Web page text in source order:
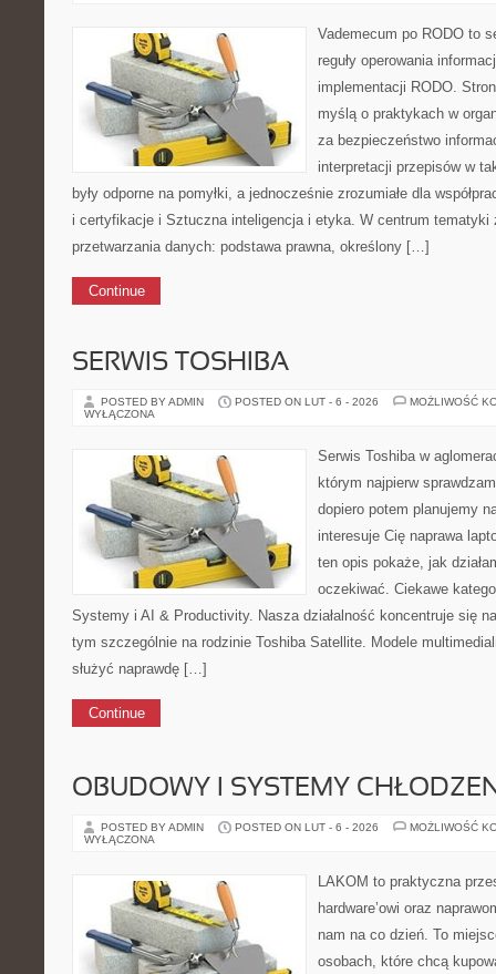
Vademecum po RODO to
reguły operowania
implementacji RODO.
myślą o praktykach w
za bezpieczeństwo
interpretacji przepisów w
były odporne na pomyłki, a jednocześnie zrozumiałe dla
i certyfikacje i Sztuczna inteligencja i etyka. W centrum tematyki
przetwarzania danych: podstawa prawna, określony […]
Continue
SERWIS TOSHIBA
POSTED BY ADMIN POSTED ON LUT - 6 - 2026
MOŻLIWOŚĆ
WYŁĄCZONA
Serwis Toshiba w
którym najpierw
dopiero potem planujemy
interesuje Cię naprawa
ten opis pokaże, jak
oczekiwać. Ciekawe
Systemy i AI & Productivity. Nasza działalność koncentruje się
tym szczególnie na rodzinie Toshiba Satellite. Modele
służyć naprawdę […]
Continue
OBUDOWY I SYSTEMY
POSTED BY ADMIN POSTED ON LUT - 6 - 2026
MOŻLIWOŚĆ
WYŁĄCZONA
LAKOM to praktyczna
hardware’owi oraz
nam na co dzień. To
osobach, które chcą